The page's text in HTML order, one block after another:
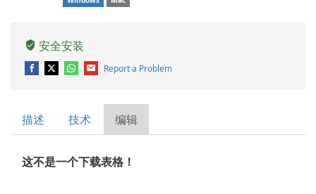
安全安装
Report a Problem
描述 技术 编辑
这不是一个下载表格！